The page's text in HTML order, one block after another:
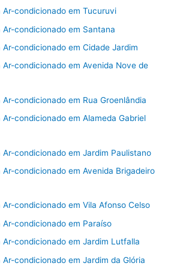
condicionado em Tucuruvi
condicionado em Santana
condicionado em Cidade Jardim
condicionado em Avenida Nove de
condicionado em Rua Groenlândia
condicionado em Alameda Gabriel
condicionado em Jardim Paulistano
condicionado em Avenida Brigadeiro
condicionado em Vila Afonso Celso
condicionado em Paraíso
condicionado em Jardim Lutfalla
condicionado em Jardim da Glória